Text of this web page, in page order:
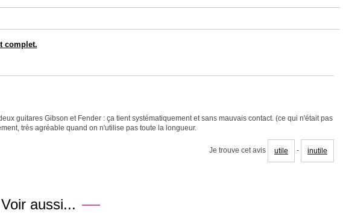
complet.
guitares Gibson et Fender : ça tient systématiquement et sans mauvais contact. (ce qui n'était pas
très agréable quand on n'utilise pas toute la longueur.
Je trouve cet avis utile - inutile
Voir aussi...